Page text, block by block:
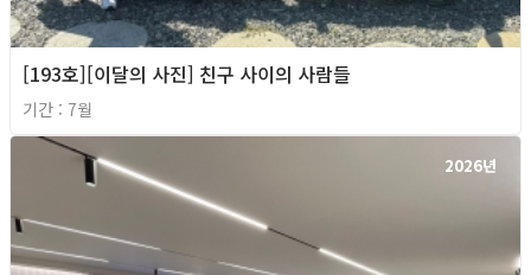
[193호][이달의 사진] 친구 사이의 사람들
기간 : 7월
2026년